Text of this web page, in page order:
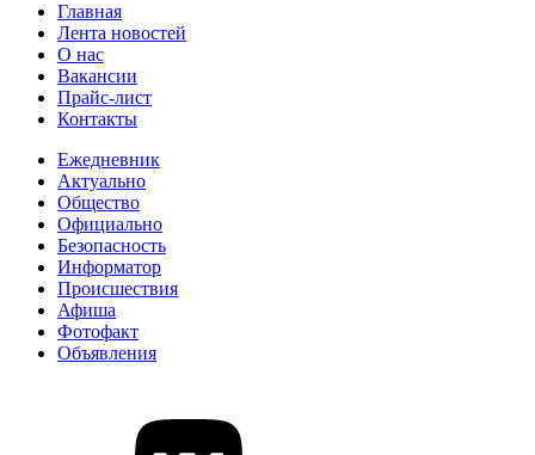
Главная
Лента новостей
О нас
Вакансии
Прайс-лист
Контакты
Ежедневник
Актуально
Общество
Официально
Безопасность
Информатор
Происшествия
Афиша
Фотофакт
Объявления